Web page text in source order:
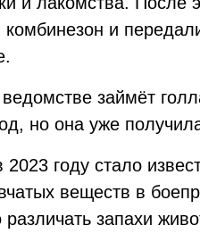
комбинезон и
займёт
но она уже
году стало
веществ в
различать запахи